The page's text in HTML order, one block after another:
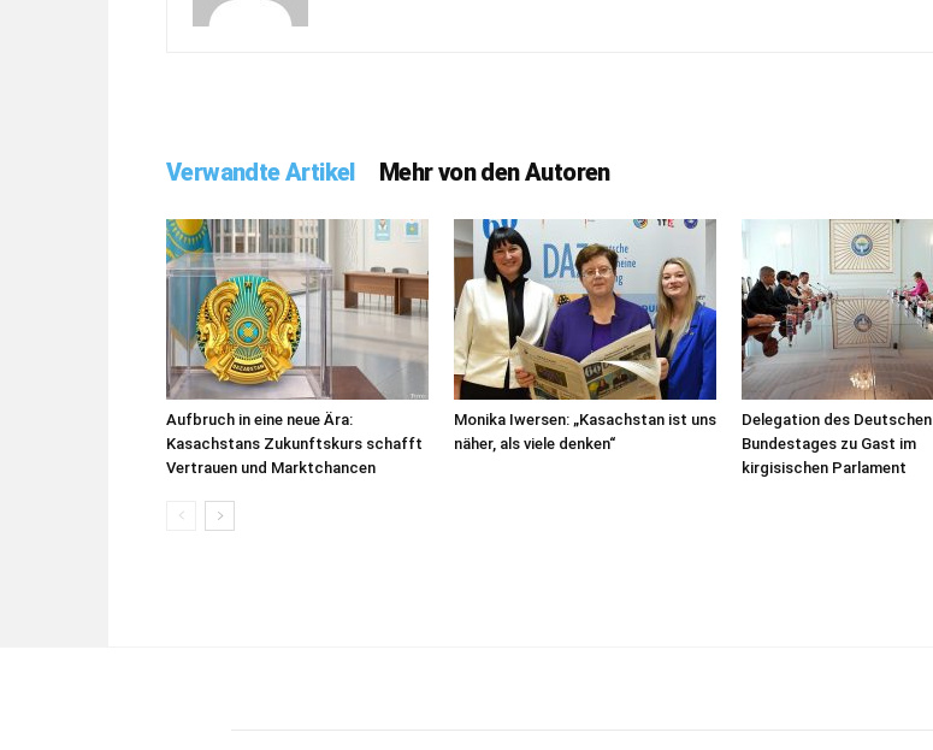
Verwandte Artikel Mehr von den Autoren
Aufbruch in eine neue Ära:
Kasachstans Zukunftskurs schafft
Vertrauen und Marktchancen
Monika Iwersen: „Kasachstan ist uns
näher, als viele denken“
Delegation des Deutschen
Bundestages zu Gast im
kirgisischen Parlament